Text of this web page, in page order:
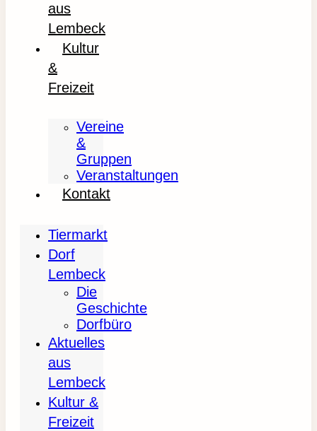
aus
Lembeck
Kultur
&
Freizeit
Vereine
&
Gruppen
Veranstaltungen
Kontakt
Tiermarkt
Dorf
Lembeck
Die
Geschichte
Dorfbüro
Aktuelles
aus
Lembeck
Kultur &
Freizeit